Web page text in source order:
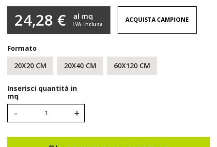
24,28 € IVA inclusa
al mq ACQUISTA CAMPIONE
Formato
20X20 CM
20X40 CM 60X120 CM
Inserisci quantità in
mq
- +